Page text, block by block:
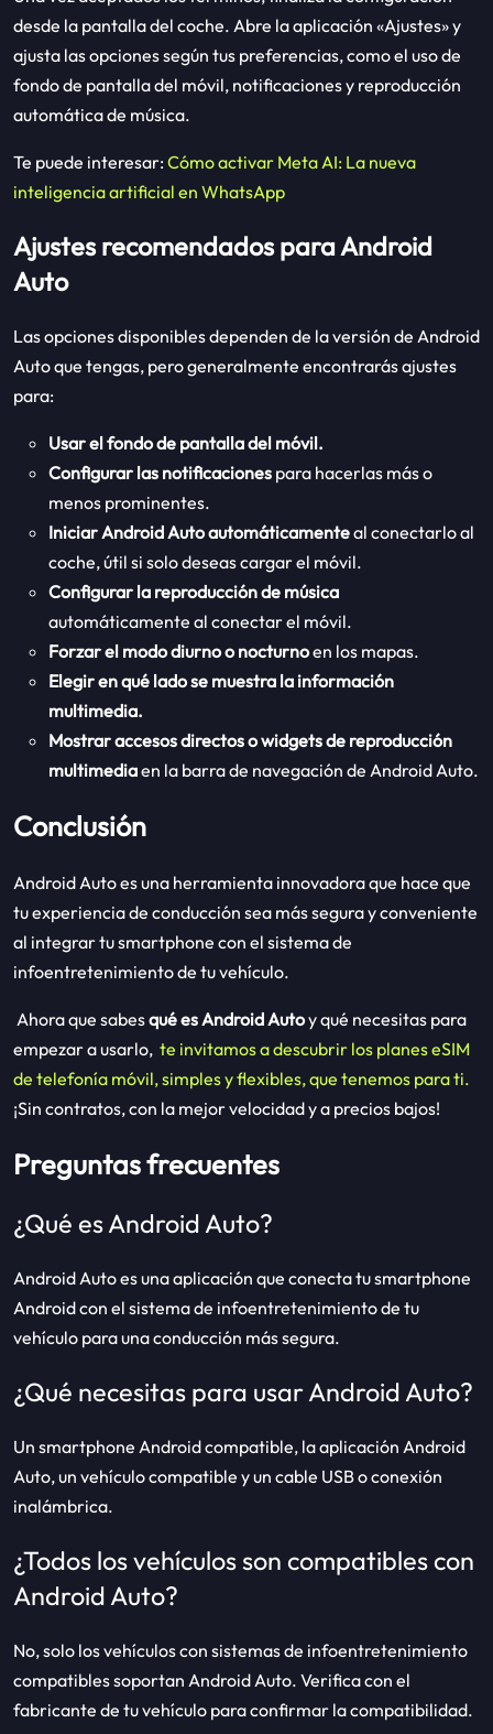
desde la pantalla del coche. Abre la aplicación «Ajustes» y
ajusta las opciones según tus preferencias, como el uso de
fondo de pantalla del móvil, notificaciones y reproducción
automática de música.
Te puede interesar: Cómo activar Meta AI: La nueva
inteligencia artificial en WhatsApp
Ajustes recomendados para Android
Auto
Las opciones disponibles dependen de la versión de Android
Auto que tengas, pero generalmente encontrarás ajustes
para:
Usar el fondo de pantalla del móvil.
Configurar las notificaciones para hacerlas más o
menos prominentes.
Iniciar Android Auto automáticamenteal conectarlo al
coche, útil si solo deseas cargar el móvil.
Configurar la reproducción de música
automáticamente al conectar el móvil.
Forzar el modo diurno o nocturnoen los mapas.
Elegir en qué lado se muestra la información
multimedia.
Mostrar accesos directos o widgets de reproducción
multimediaen la barra de navegación de Android Auto.
Conclusión
Android Auto es una herramienta innovadora que hace que
tu experiencia de conducción sea más segura y conveniente
al integrar tu smartphone con el sistema de
infoentretenimiento de tu vehículo.
Ahora que sabesqué es Android Autoy qué necesitas para
empezar a usarlo, te invitamos a descubrir los planes eSIM
de telefonía móvil, simples y flexibles, que tenemos para ti.
¡Sin contratos, con la mejor velocidad y a precios bajos!
Preguntas frecuentes
¿Qué es Android Auto?
Android Auto es una aplicación que conecta tu smartphone
Android con el sistema de infoentretenimiento de tu
vehículo para una conducción más segura.
¿Qué necesitas para usar Android Auto?
Un smartphone Android compatible, la aplicación Android
Auto, un vehículo compatible y un cable USB o conexión
inalámbrica.
¿Todos los vehículos son compatibles con
Android Auto?
No, solo los vehículos con sistemas de infoentretenimiento
compatibles soportan Android Auto. Verifica con el
fabricante de tu vehículo para confirmar la compatibilidad.